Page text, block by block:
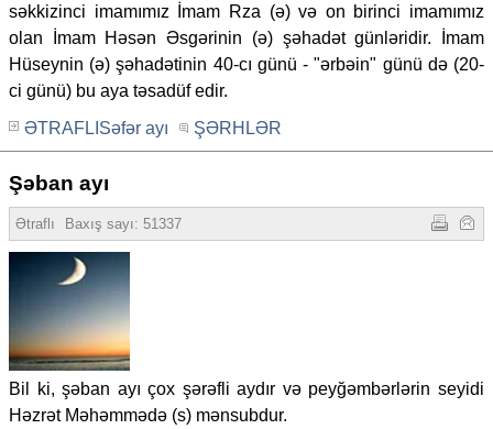
səkkizinci imamımız İmam Rza (ə) və on birinci imamımız
olan İmam Həsən Əsgərinin (ə) şəhadət günləridir. İmam
Hüseynin (ə) şəhadətinin 40-cı günü - "ərbəin" günü də (20-
ci günü) bu aya təsadüf edir.
ƏTRAFLISəfər ayı
ŞƏRHLƏR
Şəban ayı
Ətraflı Baxış sayı: 51337
Bil ki, şəban ayı çox şərəfli aydır və peyğəmbərlərin seyidi
Həzrət Məhəmmədə (s) mənsubdur.